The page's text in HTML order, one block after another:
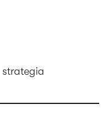
strategia